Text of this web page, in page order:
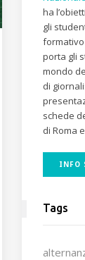
ha
gli
porta gli
mondo
di
schede
di Roma
INFO
Tags